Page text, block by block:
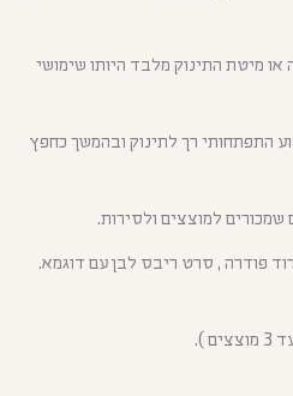
מיטת התינוק מלבד היותו שימושי
התפתחותי רך לתינוק ובהמשך כחפץ
למוצצים ולסירות.